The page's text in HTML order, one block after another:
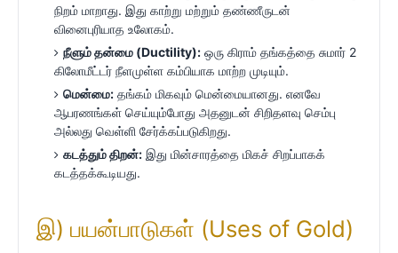
நிறம் மாறாது. இது காற்று மற்றும் தண்ணீருடன்
வினைபுரியாத உலோகம்.
நீளும் தன்மை (Ductility): ஒரு கிராம் தங்கத்தை சுமார் 2
கிலோமீட்டர் நீளமுள்ள கம்பியாக மாற்ற முடியும்.
மென்மை: தங்கம் மிகவும் மென்மையானது. எனவே
ஆபரணங்கள் செய்யும்போது அதனுடன் சிறிதளவு செம்பு
அல்லது வெள்ளி சேர்க்கப்படுகிறது.
கடத்தும் திறன்: இது மின்சாரத்தை மிகச் சிறப்பாகக்
கடத்தக்கூடியது.
இ) பயன்பாடுகள் (Uses of Gold)